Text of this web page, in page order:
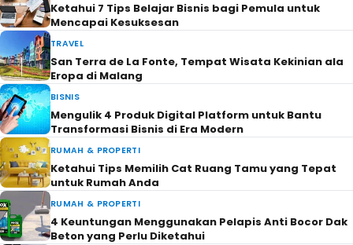
Ketahui 7 Tips Belajar Bisnis bagi Pemula untuk
Mencapai Kesuksesan
TRAVEL
San Terra de La Fonte, Tempat Wisata Kekinian ala
Eropa di Malang
BISNIS
Mengulik 4 Produk Digital Platform untuk Bantu
Transformasi Bisnis di Era Modern
RUMAH & PROPERTI
Ketahui Tips Memilih Cat Ruang Tamu yang Tepat
untuk Rumah Anda
RUMAH & PROPERTI
4 Keuntungan Menggunakan Pelapis Anti Bocor Dak
Beton yang Perlu Diketahui